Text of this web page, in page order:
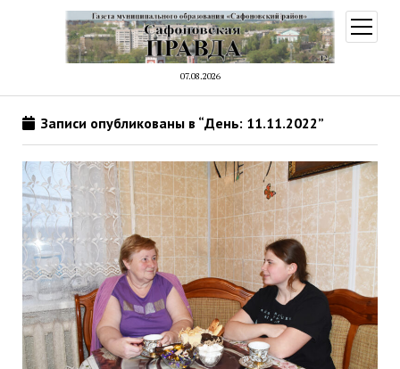
07.08.2026
меню
Записи опубликованы в “День: 11.11.2022”